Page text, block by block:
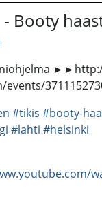
Booty
#tikis #booty-
#lahti #helsinki